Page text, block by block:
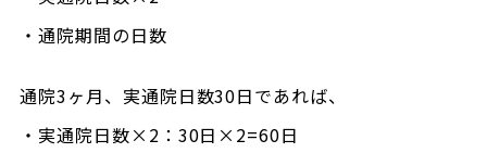
・通院期間の日数
通院3ヶ月、実通院日数30日であれば、
・実通院日数×2：30日×2=60日